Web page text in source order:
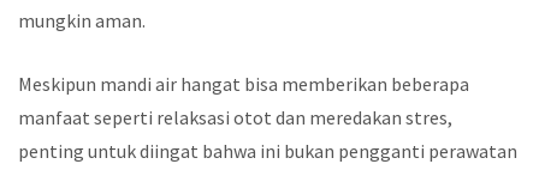
mungkin aman.
Meskipun mandi air hangat bisa memberikan beberapa
manfaat seperti relaksasi otot dan meredakan stres,
penting untuk diingat bahwa ini bukan pengganti perawatan